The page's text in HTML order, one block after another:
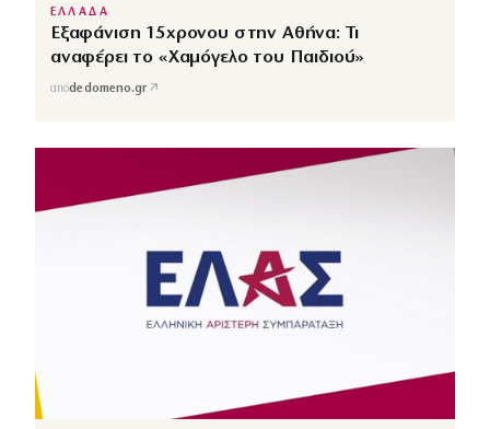
ΕΛΛΑΔΑ
Εξαφάνιση 15χρονου στην Αθήνα: Τι
αναφέρει το «Χαμόγελο του Παιδιού»
απόdedomeno.gr ↗